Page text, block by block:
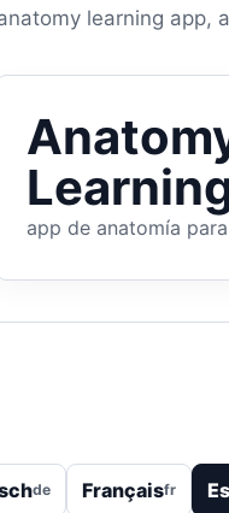
learning app,
app de anatomía
de Françaisfr